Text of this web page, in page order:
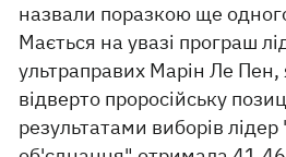
назвали поразкою ще
Мається на увазі програш
ультраправих Марін Ле
відверто проросійську
результатами виборів